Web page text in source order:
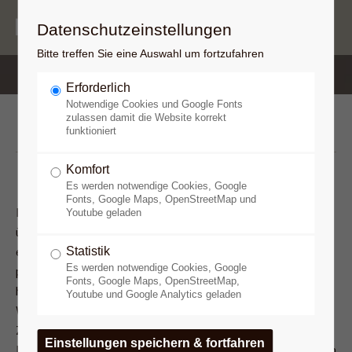
Kerner
Der Arzt und Dichter Justinus Kerner (1786-1862), der
übrigens mit 12 Jahren von Gmelin mittels Magnetismus von
einem nervösen Leiden befreit worden war, ist ein
prominenter Vertreter des "mystischen" Magnetismus. Zwar
haben schon die Patienten und Patientinnen Böckmanns und
Wienholts hellseherisch ihre eigene Medizin und den
Zeitpunkt ihrer Genesung bestimmt, aber erst der mystische
Datenschutzeinstellungen
Bitte treffen Sie eine Auswahl um fortzufahren
Erforderlich
Notwendige Cookies und Google Fonts
zulassen damit die Website korrekt
funktioniert
Komfort
Es werden notwendige Cookies, Google
Fonts, Google Maps, OpenStreetMap und
Youtube geladen
Statistik
Es werden notwendige Cookies, Google
Fonts, Google Maps, OpenStreetMap,
Youtube und Google Analytics geladen